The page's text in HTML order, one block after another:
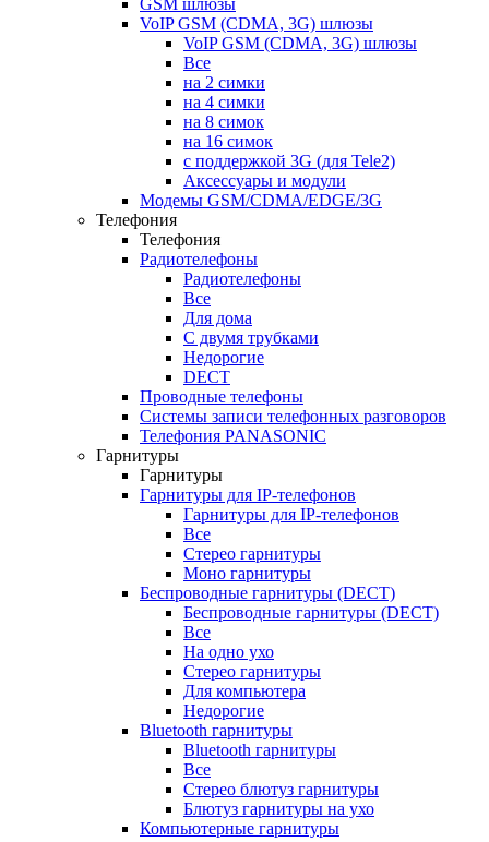
GSM шлюзы
VoIP GSM (CDMA, 3G) шлюзы
VoIP GSM (CDMA, 3G) шлюзы
Все
на 2 симки
на 4 симки
на 8 симок
на 16 симок
с поддержкой 3G (для Tele2)
Аксессуары и модули
Модемы GSM/CDMA/EDGE/3G
Телефония
Телефония
Радиотелефоны
Радиотелефоны
Все
Для дома
С двумя трубками
Недорогие
DECT
Проводные телефоны
Системы записи телефонных разговоров
Телефония PANASONIC
Гарнитуры
Гарнитуры
Гарнитуры для IP-телефонов
Гарнитуры для IP-телефонов
Все
Стерео гарнитуры
Моно гарнитуры
Беспроводные гарнитуры (DECT)
Беспроводные гарнитуры (DECT)
Все
На одно ухо
Стерео гарнитуры
Для компьютера
Недорогие
Bluetooth гарнитуры
Bluetooth гарнитуры
Все
Стерео блютуз гарнитуры
Блютуз гарнитуры на ухо
Компьютерные гарнитуры